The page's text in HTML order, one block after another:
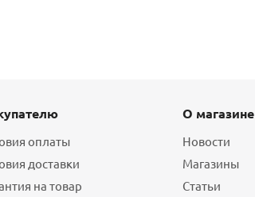
оплаты
доставки
на товар
О магазине
Новости
Магазины
Статьи